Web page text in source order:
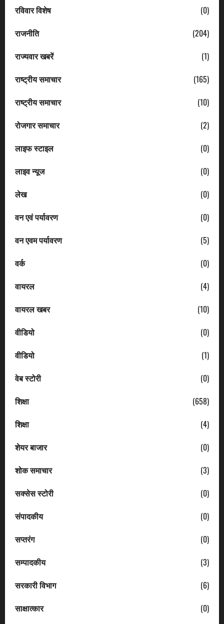
रविवार विशेष
(0)
राजनीति
(204)
राज्यवार खबरें
(1)
राष्ट्रीय समाचार
(165)
राष्ट्रीय समाचार
(10)
रोजगार समाचार
(2)
लाइफ स्टाइल
(0)
लाइव न्यूज
(0)
लेख
(0)
वन एवं पर्यावरण
(0)
वन एवम पर्यावरण
(5)
वर्क
(0)
वायरल
(4)
वायरल खबर
(10)
वीडियो
(0)
वीडियो
(1)
वेब स्टोरी
(0)
शिक्षा
(658)
शिक्षा
(4)
शेयर बाजार
(0)
शोक समाचार
(3)
सक्सेस स्टोरी
(0)
संपादकीय
(0)
सप्तरंग
(0)
सम्पादकीय
(3)
सरकारी विभाग
(6)
साक्षात्कार
(0)